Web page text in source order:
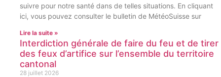
suivre pour notre santé dans de telles situations. En cliquant
ici, vous pouvez consulter le bulletin de MétéoSuisse sur
Lire la suite »
Interdiction générale de faire du feu et de tirer
des feux d’artifice sur l’ensemble du territoire
cantonal
28 juillet 2026